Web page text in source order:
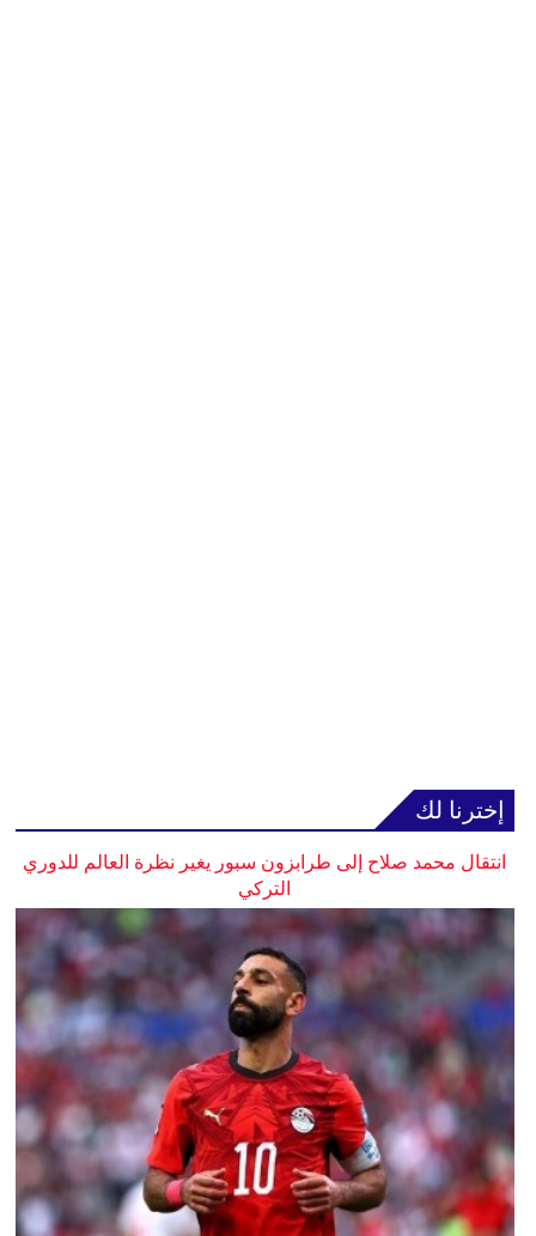
إخترنا لك
انتقال محمد صلاح إلى طرابزون سبور يغير نظرة العالم للدوري
التركي